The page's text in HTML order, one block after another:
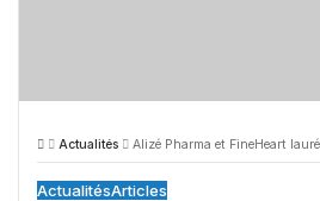
Actualités Alizé Pharma et FineHeart lauréats de
ActualitésArticles